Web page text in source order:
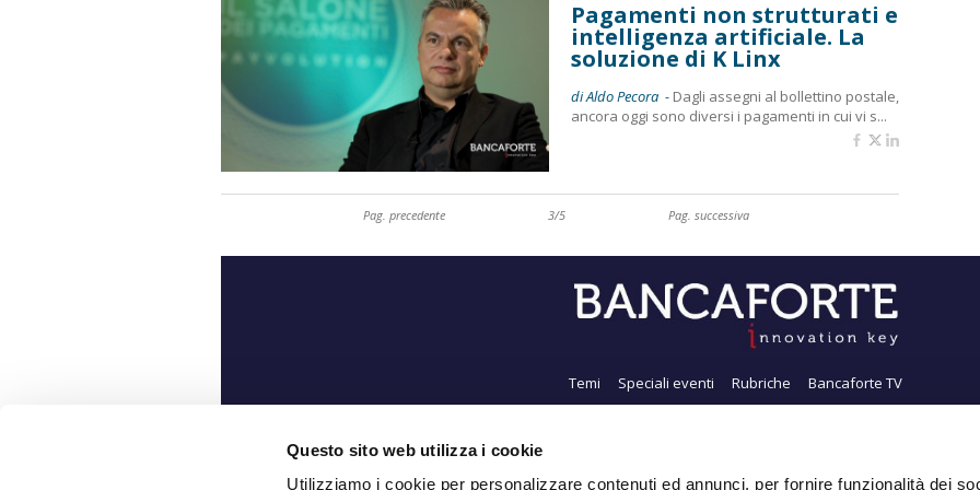
Questo sito web utilizza i cookie
Utilizziamo i cookie per personalizzare contenuti ed annunci, per fornire funzionalità dei
Pagamenti non strutturati e
intelligenza artificiale. La
soluzione di K Linx
di Aldo Pecora - Dagli assegni al bollettino postale,
ancora oggi sono diversi i pagamenti in cui vi s...
Pag. precedente 3/5 Pag. successiva
Temi Speciali eventi Rubriche Bancaforte TV
Chi siamo